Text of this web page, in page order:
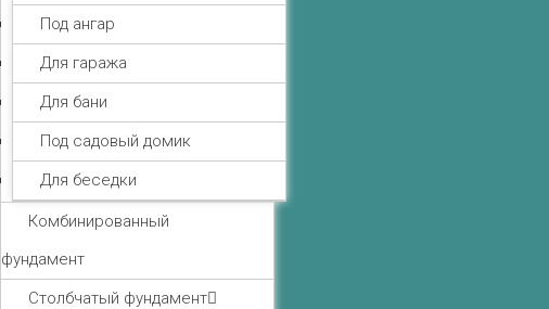
Под ангар
Для гаража
Для бани
Под садовый домик
Для беседки
Комбинированный
фундамент
Столбчатый фундамент